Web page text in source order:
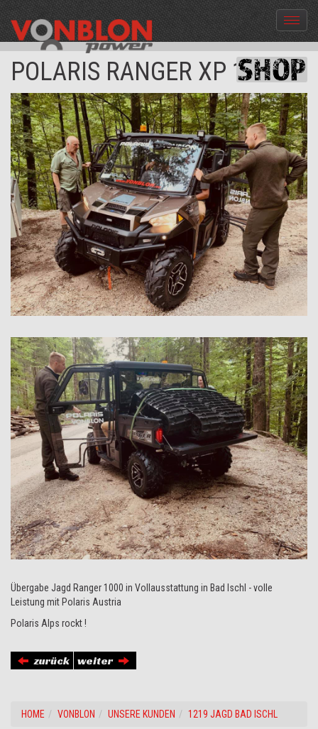
Menü
aus-
und
POLARIS RANGER XP 1000
Übergabe Jagd Ranger 1000 in Vollausstattung in Bad Ischl - volle
Leistung mit Polaris Austria
Polaris Alps rockt !
zurück weiter
HOME VONBLON UNSERE KUNDEN 1219 JAGD BAD ISCHL